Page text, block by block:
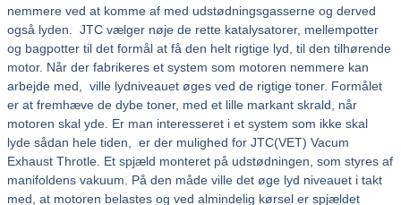
nemmere ved at komme af med udstødningsgasserne og derved
også lyden. JTC vælger nøje de rette katalysatorer, mellempotter
og bagpotter til det formål at få den helt rigtige lyd, til den tilhørende
motor. Når der fabrikeres et system som motoren nemmere kan
arbejde med, ville lydniveauet øges ved de rigtige toner. Formålet
er at fremhæve de dybe toner, med et lille markant skrald, når
motoren skal yde. Er man interesseret i et system som ikke skal
lyde sådan hele tiden, er der mulighed for JTC(VET) Vacum
Exhaust Throtle. Et spjæld monteret på udstødningen, som styres af
manifoldens vakuum. På den måde ville det øge lyd niveauet i takt
med, at motoren belastes og ved almindelig kørsel er spjældet